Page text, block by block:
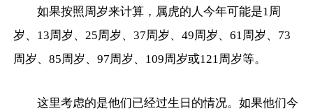
如果按照周岁来计算，属虎的人今年可能是1周
岁、13周岁、25周岁、37周岁、49周岁、61周岁、73
周岁、85周岁、97周岁、109周岁或121周岁等。
这里考虑的是他们已经过生日的情况。如果他们今